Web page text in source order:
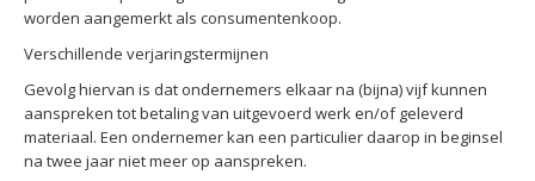
worden aangemerkt als consumentenkoop.
Verschillende verjaringstermijnen
Gevolg hiervan is dat ondernemers elkaar na (bijna) vijf kunnen
aanspreken tot betaling van uitgevoerd werk en/of geleverd
materiaal. Een ondernemer kan een particulier daarop in beginsel
na twee jaar niet meer op aanspreken.